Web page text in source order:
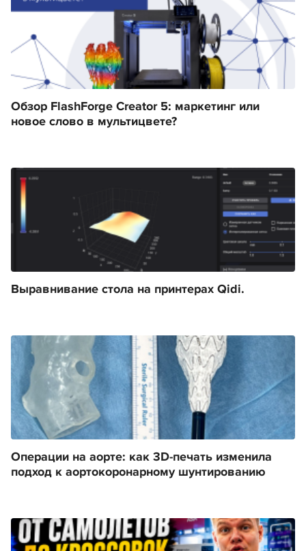
Обзор FlashForge Creator 5: маркетинг или
новое слово в мультицвете?
Выравнивание стола на принтерах Qidi.
Операции на аорте: как 3D-печать изменила
подход к аортокоронарному шунтированию